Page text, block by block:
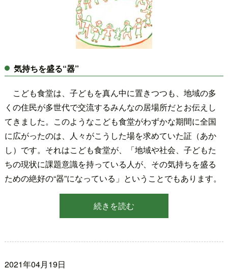
気持ちを盛る“器”
こども食堂は、子どもを真ん中に置きつつも、地域の多
くの住民が多世代で交流するみんなの居場所だとお伝えし
てきました。このようなこども食堂がわずかな期間に全国
に広がったのは、人々がこうした場を求めていた証（あか
し）です。それはこども食堂が、「地域や社会、子どもた
ちの現状に課題意識を持っている人が、その気持ちを盛る
ための絶好の“器”になっている」ということでもあります。
続きを読む
2021年04月19日